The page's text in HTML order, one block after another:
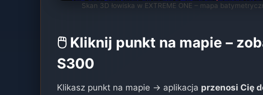
Skan 3D łowiska w EXTREME ONE – mapa
🖱️ Kliknij punkt na mapie –
S300
Klikasz punkt na mapie → aplikacja przenosi Cię